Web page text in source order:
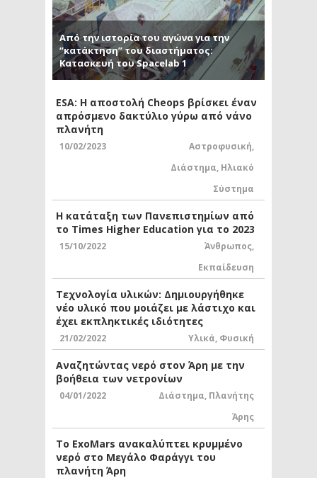
Από την ιστορία του αγώνα για την
“κατάκτηση” του διαστήματος:
Κατασκευή του Spacelab 1
ESA: Η αποστολή Cheops βρίσκει έναν
απρόσμενο δακτύλιο γύρω από νάνο
πλανήτη
10/02/2023 Αστροφυσική,
Διάστημα, Ηλιακό
Σύστημα
Η κατάταξη των Πανεπιστημίων από
το Times Higher Education για το 2023
15/10/2022 Άνθρωπος,
Εκπαίδευση
Τεχνολογία υλικών: Δημιουργήθηκε
νέο υλικό που μοιάζει με λάστιχο και
έχει εκπληκτικές ιδιότητες
21/02/2022 Υλικά, Φυσική
Αναζητώντας νερό στον Άρη με την
βοήθεια των νετρονίων
04/01/2022 Διάστημα, Πλανήτης
Άρης
Το ExoMars ανακαλύπτει κρυμμένο
νερό στο Μεγάλο Φαράγγι του
πλανήτη Άρη